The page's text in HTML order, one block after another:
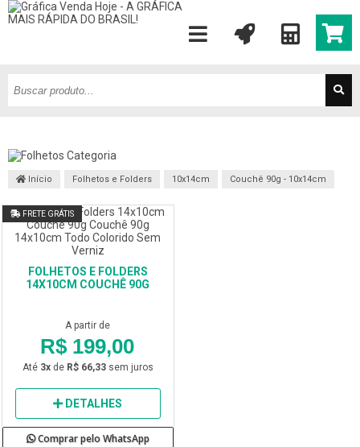
Início Folhetos e Folders 10x14cm Couchê 90g - 10x14cm
FRETE GRÁTIS
FOLHETOS E FOLDERS
14X10CM COUCHÊ 90G
A partir de
R$ 199,00
Até 3xde R$ 66,33sem juros
DETALHES
Comprar pelo WhatsApp